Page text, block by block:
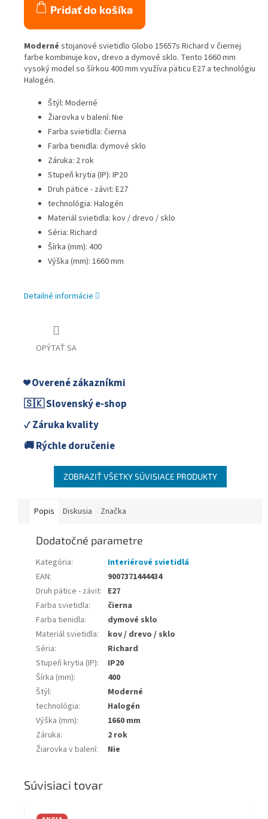
Pridať do košíka
Moderné stojanové svietidlo Globo 15657s Richard v čiernej
farbe kombinuje kov, drevo a dymové sklo. Tento 1660 mm
vysoký model so šírkou 400 mm využíva päticu E27 a technológiu
Halogén.
Štýl: Moderné
Žiarovka v balení: Nie
Farba svietidla: čierna
Farba tienidla: dymové sklo
Záruka: 2 rok
Stupeň krytia (IP): IP20
Druh pätice - závit: E27
technológia: Halogén
Materiál svietidla: kov / drevo / sklo
Séria: Richard
Šírka (mm): 400
Výška (mm): 1660 mm
Detailné informácie
OPÝTAŤ SA
❤️ Overené zákazníkmi
🇸🇰 Slovenský e-shop
✓ Záruka kvality
🚚 Rýchle doručenie
ZOBRAZIŤ VŠETKY SÚVISIACE PRODUKTY
Popis Diskusia Značka
Dodatočné parametre
Kategória:
Interiérové svietidlá
EAN:
9007371444434
Druh pätice - závit: E27
Farba svietidla:
čierna
Farba tienidla:
dymové sklo
Materiál svietidla:
kov / drevo / sklo
Séria:
Richard
Stupeň krytia (IP):
IP20
Šírka (mm):
400
Štýl:
Moderné
technológia:
Halogén
Výška (mm):
1660 mm
Záruka:
2 rok
Žiarovka v balení: Nie
Súvisiaci tovar